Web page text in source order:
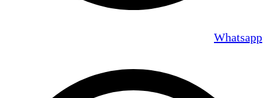
Whatsapp